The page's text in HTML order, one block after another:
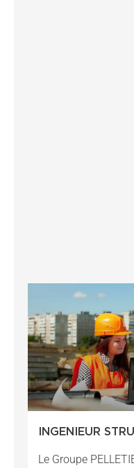
INGENIEUR
Le Groupe